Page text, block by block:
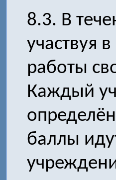
8.3. В
участвуя
работы
Каждый
баллы